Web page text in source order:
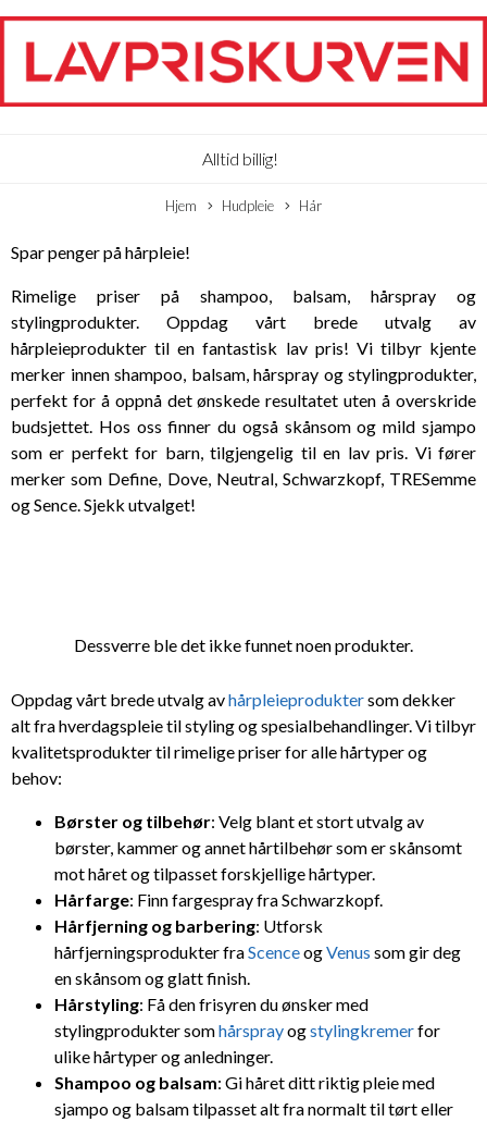
Alltid billig!
Hjem Hudpleie Hår
Spar penger på hårpleie!
Rimelige priser på shampoo, balsam, hårspray og
stylingprodukter. Oppdag vårt brede utvalg av
hårpleieprodukter til en fantastisk lav pris! Vi tilbyr kjente
merker innen shampoo, balsam, hårspray og stylingprodukter,
perfekt for å oppnå det ønskede resultatet uten å overskride
budsjettet. Hos oss finner du også skånsom og mild sjampo
som er perfekt for barn, tilgjengelig til en lav pris. Vi fører
merker som Define, Dove, Neutral, Schwarzkopf, TRESemme
og Sence. Sjekk utvalget!
Dessverre ble det ikke funnet noen produkter.
Oppdag vårt brede utvalg avhårpleieproduktersom dekker
alt fra hverdagspleie til styling og spesialbehandlinger. Vi tilbyr
kvalitetsprodukter til rimelige priser for alle hårtyper og
behov:
Børster og tilbehør: Velg blant et stort utvalg av
børster, kammer og annet hårtilbehør som er skånsomt
mot håret og tilpasset forskjellige hårtyper.
Hårfarge: Finn fargespray fra Schwarzkopf.
Hårfjerning og barbering: Utforsk
hårfjerningsprodukter fraScenceogVenus som gir deg
en skånsom og glatt finish.
Hårstyling: Få den frisyren du ønsker med
stylingprodukter somhårsprayogstylingkremerfor
ulike hårtyper og anledninger.
Shampoo og balsam: Gi håret ditt riktig pleie med
sjampo og balsam tilpasset alt fra normalt til tørt eller